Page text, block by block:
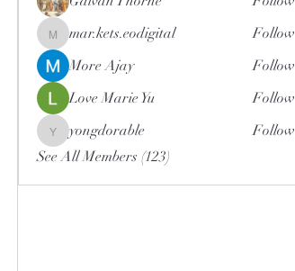
mar.kets.eodigital
mar.kets.eodigital
Follow
More Ajay
Follow
Love Marie Yu
Follow
yongdorable
yongdorable
Follow
See All Members (123)